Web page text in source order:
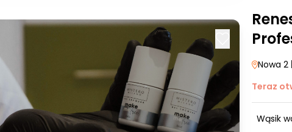
Nowa 2
Teraz
Wąsik